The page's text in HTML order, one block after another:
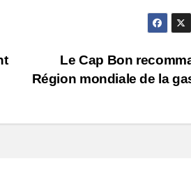
Le Cap Bon
Région mondiale de la